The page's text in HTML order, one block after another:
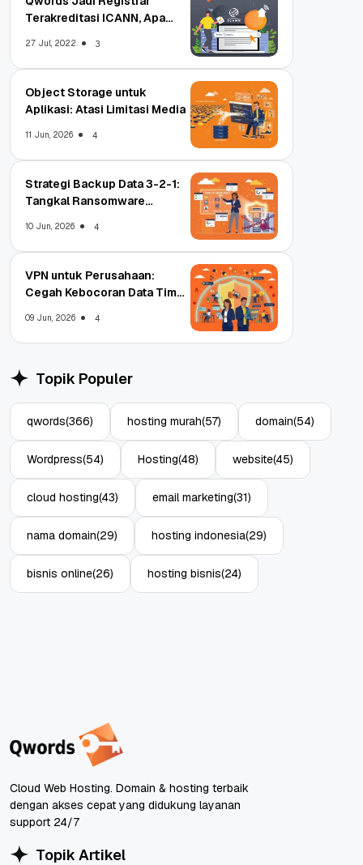
Terakreditasi ICANN, Apa
27 Jul, 2022 3
Object Storage untuk
Aplikasi: Atasi Limitasi Media
11 Jun, 2026 4
Strategi Backup Data 3-2-1:
Tangkal Ransomware
10 Jun, 2026 4
VPN untuk Perusahaan:
Cegah Kebocoran Data Tim
09 Jun, 2026 4
Topik Populer
qwords(366) hosting murah(57) domain(54)
Wordpress(54) Hosting(48) website(45)
cloud hosting(43) email marketing(31)
nama domain(29) hosting indonesia(29)
bisnis online(26) hosting bisnis(24)
Cloud Web Hosting. Domain & hosting terbaik
dengan akses cepat yang didukung layanan
support 24/7
Topik Artikel